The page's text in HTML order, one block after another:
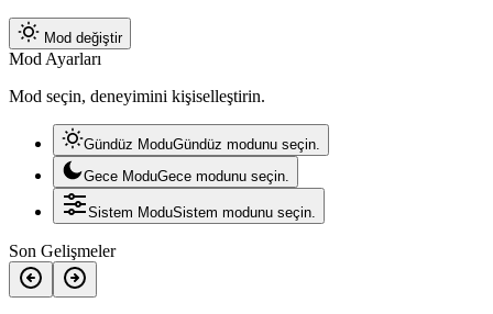
Mod değiştir
Mod Ayarları
Mod seçin, deneyimini kişiselleştirin.
Gündüz ModuGündüz modunu seçin.
Gece ModuGece modunu seçin.
Sistem ModuSistem modunu seçin.
Son Gelişmeler